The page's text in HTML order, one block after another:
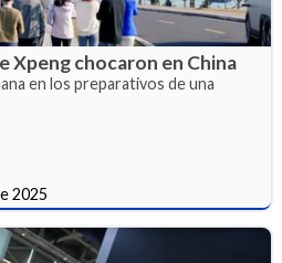
Xpeng chocaron en China
en los preparativos de una
2025